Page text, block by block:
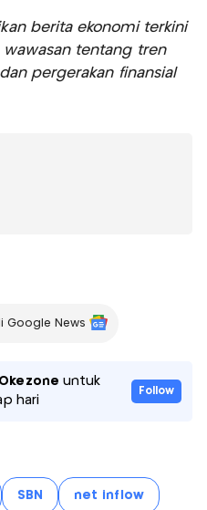
berita ekonomi terkini
wawasan tentang tren
pergerakan finansial
Google News
untuk
hari
Follow
SBN net inflow